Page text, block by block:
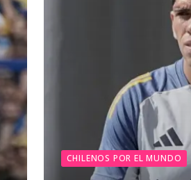
CHILENOS POR EL MUNDO